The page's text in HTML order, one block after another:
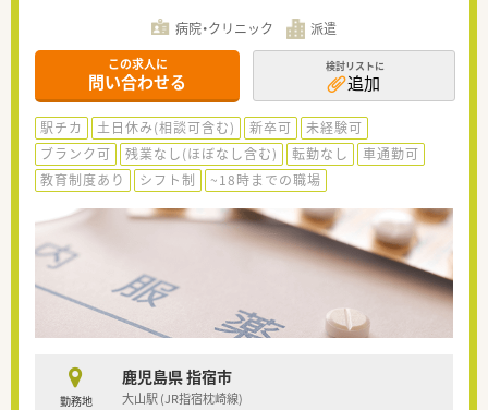
病院・クリニック 派遣
この求人に
問い合わせる
検討リストに
追加
駅チカ 土日休み(相談可含む) 新卒可
未経験可
ブランク可
残業なし(ほぼなし含む) 転勤なし
車通勤可
教育制度あり
シフト制 ~18時までの職場
勤務地
鹿児島県 指宿市
大山駅 (JR指宿枕崎線)